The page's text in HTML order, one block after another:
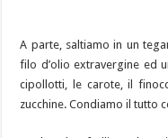
A parte, saltiamo in un
filo d’olio extravergine ed
cipollotti, le carote, il
zucchine. Condiamo il tutto